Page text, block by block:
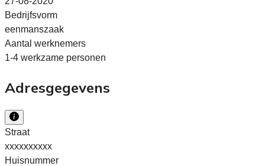
Bedrijfsvorm
eenmanszaak
Aantal werknemers
1-4 werkzame personen
Adresgegevens
Straat
xxxxxxxxxx
Huisnummer